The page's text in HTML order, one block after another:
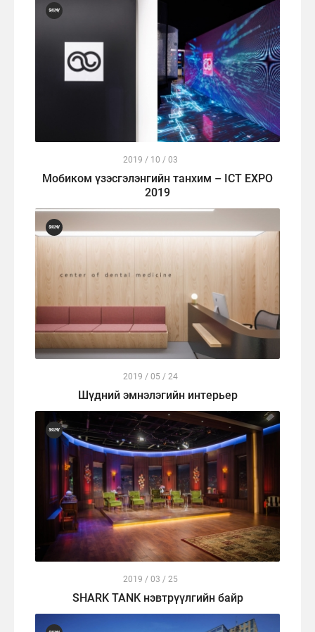
2019 / 10 / 03
Мобиком үзэсгэлэнгийн танхим – ICT EXPO
2019
2019 / 05 / 24
Шүдний эмнэлэгийн интерьер
2019 / 03 / 25
SHARK TANK нэвтрүүлгийн байр